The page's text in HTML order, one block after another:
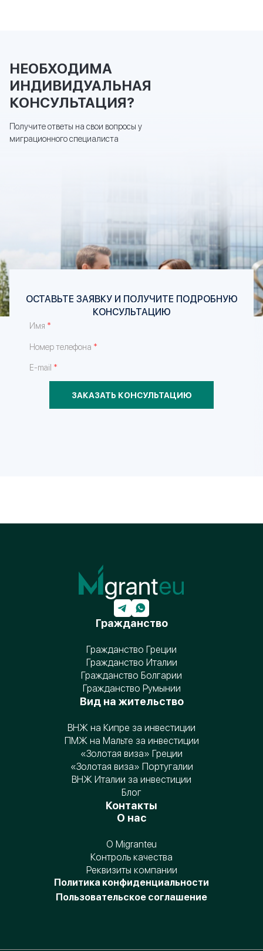
НЕОБХОДИМА
ИНДИВИДУАЛЬНАЯ
КОНСУЛЬТАЦИЯ?
Получите ответы на свои вопросы у
миграционного специалиста
ОСТАВЬТЕ ЗАЯВКУ И ПОЛУЧИТЕ ПОДРОБНУЮ
КОНСУЛЬТАЦИЮ
Имя *
Номер телефона *
E-mail *
ЗАКАЗАТЬ КОНСУЛЬТАЦИЮ
Гражданство
Гражданство Греции
Гражданство Италии
Гражданство Болгарии
Гражданство Румынии
Вид на жительство
ВНЖ на Кипре за инвестиции
ПМЖ на Мальте за инвестиции
«Золотая виза» Греции
«Золотая виза» Португалии
ВНЖ Италии за инвестиции
Блог
Контакты
О нас
О Migranteu
Контроль качества
Реквизиты компании
Политика конфиденциальности
Пользовательское соглашение